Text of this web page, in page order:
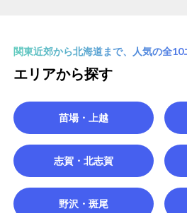
関東近郊から北海道まで、人気の全10
エリアから探す
苗場・上越
志賀・北志賀
野沢・斑尾